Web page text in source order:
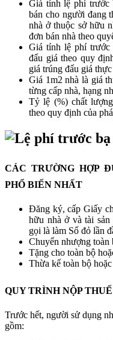
Giá tính lệ phí trước
bán cho người đang
nhà ở thuộc sở hữu
đơn bán nhà theo
Giá tính lệ phí trước
đấu giá theo quy
giá trúng đấu giá
Giá 1m2 nhà là giá
từng cấp nhà, hạng
Tỷ lệ (%) chất
theo quy định của
CÁC TRƯỜNG HỢP
PHỔ BIẾN NHẤT
Đăng ký, cấp Giấy
hữu nhà ở và tài
gọi là làm Sổ đỏ lần
Chuyển nhượng toàn
Tặng cho toàn bộ
Thừa kế toàn bộ
QUY TRÌNH NỘP
Trước hết, người sử dụng
gồm: